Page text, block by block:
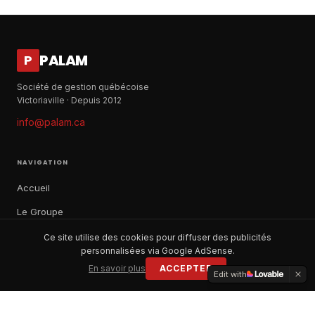
P PALAM
Société de gestion québécoise
Victoriaville · Depuis 2012
info@palam.ca
NAVIGATION
Accueil
Le Groupe
Notre histoire
Ce site utilise des cookies pour diffuser des publicités
personnalisées via Google AdSense.
En savoir plus
ACCEPTER
Edit with